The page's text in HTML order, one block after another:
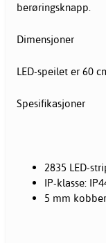
berøringsknapp.
Dimensjoner
LED-speilet er 60
Spesifikasjoner
2835 LED-
IP-klasse:
5 mm